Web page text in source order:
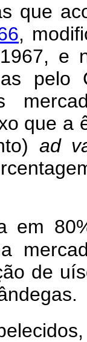
que
,
e
pelo
que a
ad
em
de